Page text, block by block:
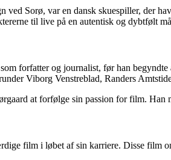
Sorø, var en dansk skuespiller, der
til live på en autentisk og dybtfølt
forfatter og journalist, før han
Viborg Venstreblad, Randers
at forfølge sin passion for film.
film i løbet af sin karriere. Disse film